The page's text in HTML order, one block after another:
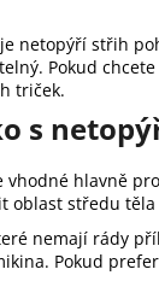
netopýří střih
Pokud
triček.
s
vhodné hlavně
oblast středu
nemají rády
Pokud